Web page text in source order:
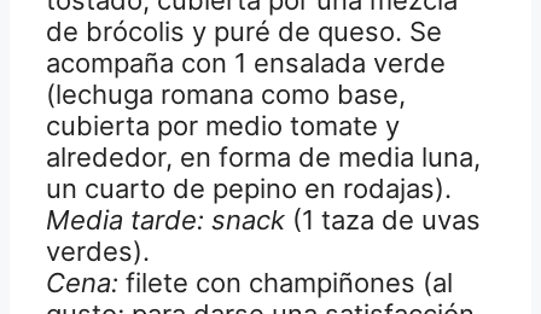
de brócolis y puré de queso. Se
acompaña con 1 ensalada verde
(lechuga romana como base,
cubierta por medio tomate y
alrededor, en forma de media luna,
un cuarto de pepino en rodajas).
Media tarde: snack (1 taza de uvas
verdes).
Cena: filete con champiñones (al